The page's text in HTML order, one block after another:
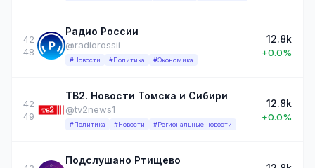
42
48
Радио России
@radiorossii
#Новости #Политика #Экономика
12.8k
+0.0%
42
49
ТВ2. Новости Томска и Сибири
@tv2news1
#Политика #Новости #Региональные новости
12.8k
+0.0%
Подслушано Ртищево